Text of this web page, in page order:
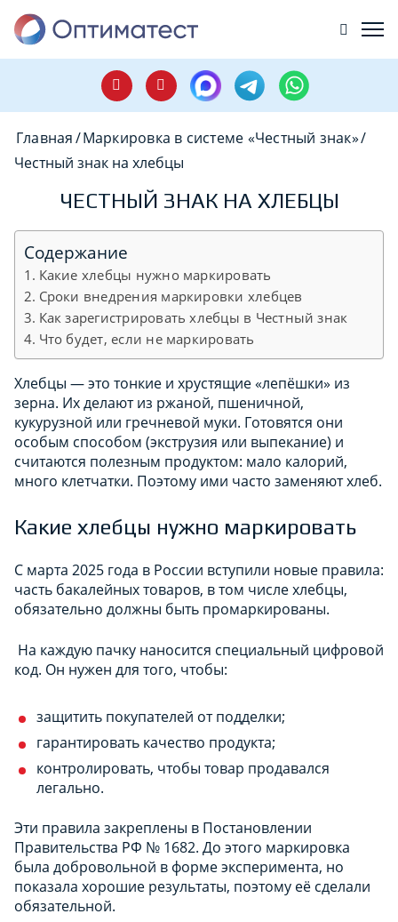
Главная/Маркировка в системе «Честный знак»/
Честный знак на хлебцы
ЧЕСТНЫЙ ЗНАК НА ХЛЕБЦЫ
Содержание
Какие хлебцы нужно маркировать
Сроки внедрения маркировки хлебцев
Как зарегистрировать хлебцы в Честный знак
Что будет, если не маркировать
Хлебцы — это тонкие и хрустящие «лепёшки» из
зерна. Их делают из ржаной, пшеничной,
кукурузной или гречневой муки. Готовятся они
особым способом (экструзия или выпекание) и
считаются полезным продуктом: мало калорий,
много клетчатки. Поэтому ими часто заменяют хлеб.
Какие хлебцы нужно маркировать
С марта 2025 года в России вступили новые правила:
часть бакалейных товаров, в том числе хлебцы,
обязательно должны быть промаркированы.
На каждую пачку наносится специальный цифровой
код. Он нужен для того, чтобы:
защитить покупателей от подделки;
гарантировать качество продукта;
контролировать, чтобы товар продавался
легально.
Эти правила закреплены в Постановлении
Правительства РФ № 1682. До этого маркировка
была добровольной в форме эксперимента, но
показала хорошие результаты, поэтому её сделали
обязательной.